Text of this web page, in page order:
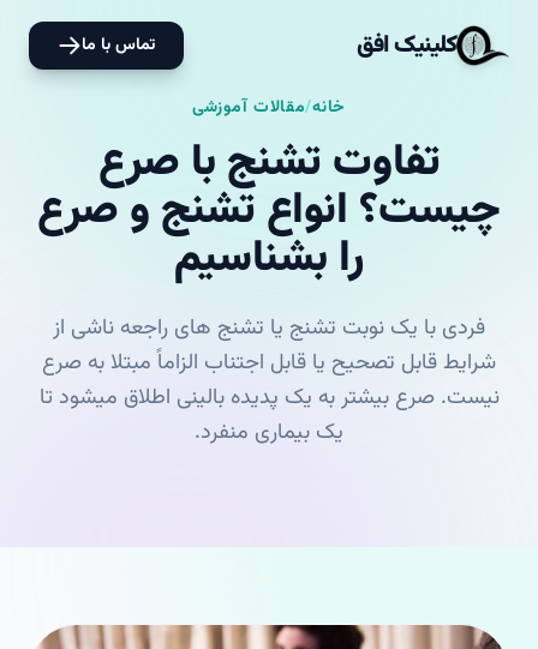
کلینیک افق تماس با ما
خانه/مقالات آموزشی
تفاوت تشنج با صرع
چیست؟ انواع تشنج و صرع
را بشناسیم
فردی با یک نوبت تشنج یا تشنج های راجعه ناشی از
شرایط قابل تصحیح یا قابل اجتناب الزاماً مبتلا به صرع
نیست. صرع بیشتر به یک پدیده بالینی اطلاق می­شود تا
یک بیماری منفرد.